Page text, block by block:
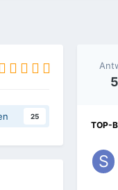
25
TOP-